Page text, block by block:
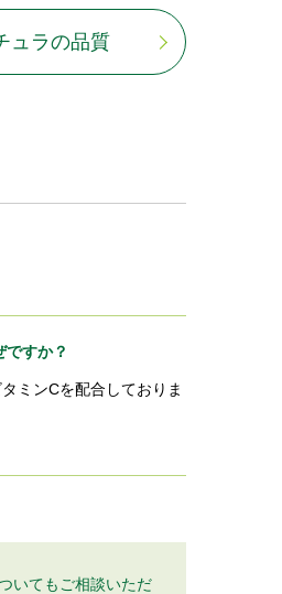
ュラの品質
ですか？
タミンCを配合しておりま
いてもご相談いただ